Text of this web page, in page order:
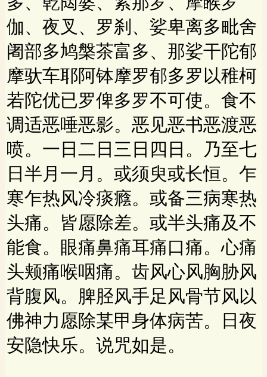
伽、夜叉、罗刹、娑卑离多毗舍
阇部多鸠槃茶富多、那娑干陀郁
摩驮车耶阿钵摩罗郁多罗以稚柯
若陀优已罗俾多罗不可使。食不
调适恶唾恶影。恶见恶书恶渡恶
喷。一日二日三日四日。乃至七
日半月一月。或须臾或长恒。乍
寒乍热风冷痰癊。或备三病寒热
头痛。皆愿除差。或半头痛及不
能食。眼痛鼻痛耳痛口痛。心痛
头颊痛喉咽痛。齿风心风胸胁风
背腹风。脾胫风手足风骨节风以
佛神力愿除某甲身体病苦。日夜
安隐快乐。说咒如是。